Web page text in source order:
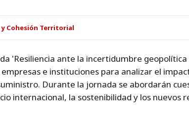
Cohesión Territorial
'Resiliencia ante la incertidumbre geopolítica
e instituciones para analizar el
Durante la jornada se abordarán
internacional, la sostenibilidad y los nuevos